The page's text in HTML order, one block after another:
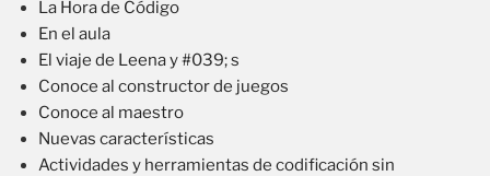
La Hora de Código
En el aula
El viaje de Leena y #039; s
Conoce al constructor de juegos
Conoce al maestro
Nuevas características
Actividades y herramientas de codificación sin